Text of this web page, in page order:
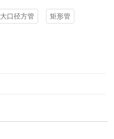
大口径方管 矩形管